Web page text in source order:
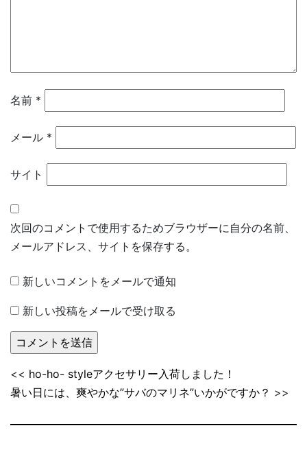
名前 *
メール *
サイト
次回のコメントで使用するためブラウザーに自分の名前、
メールアドレス、サイトを保存する。
新しいコメントをメールで通知
新しい投稿をメールで受け取る
<< ho-ho- styleアクセサリー入荷しました！
暑い日には、爽やかな”サバのマリネ”いかがですか？ >>